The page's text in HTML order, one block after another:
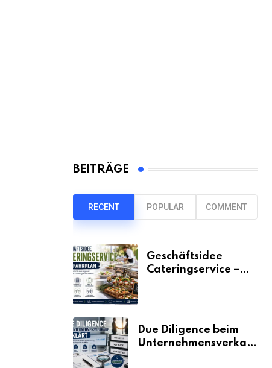
BEITRÄGE
RECENT POPULAR COMMENT
Geschäftsidee
Cateringservice –
Due Diligence beim
Unternehmensverkauf